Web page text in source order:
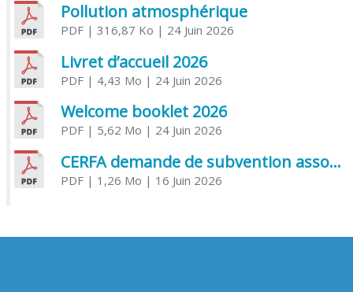
Pollution atmosphérique
PDF| 316,87 Ko | 24 Juin 2026
Livret d’accueil 2026
PDF| 4,43 Mo | 24 Juin 2026
Welcome booklet 2026
PDF| 5,62 Mo | 24 Juin 2026
CERFA demande de subvention association
PDF| 1,26 Mo | 16 Juin 2026